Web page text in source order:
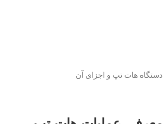
دستگاه هات تپ و اجزای آن